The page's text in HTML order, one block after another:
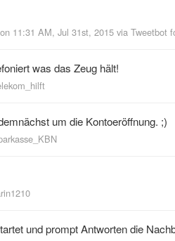
11:31 AM, Jul 31st, 2015 via Tweetbot
was das Zeug hält!
um die Kontoeröffnung. ;)
und prompt Antworten die